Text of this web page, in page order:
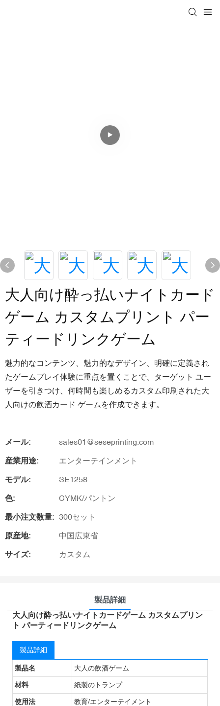
大人向け酔っ払いナイトカード
ゲーム カスタムプリント パー
ティードリンクゲーム
魅力的なコンテンツ、魅力的なデザイン、明確に定義され
たゲームプレイ体験に重点を置くことで、ターゲット ユー
ザーを引きつけ、何時間も楽しめるカスタム印刷された大
人向けの飲酒カード ゲームを作成できます。
メール: sales01@seseprinting.com
産業用途: エンターテインメント
モデル: SE1258
色: CYMK/パントン
最小注文数量: 300セット
原産地: 中国広東省
サイズ: カスタム
製品詳細
大人向け酔っ払いナイトカードゲーム カスタムプリン
ト パーティードリンクゲーム
製品詳細
製品名 大人の飲酒ゲーム
材料 紙製のトランプ
使用法 教育/エンターテイメント